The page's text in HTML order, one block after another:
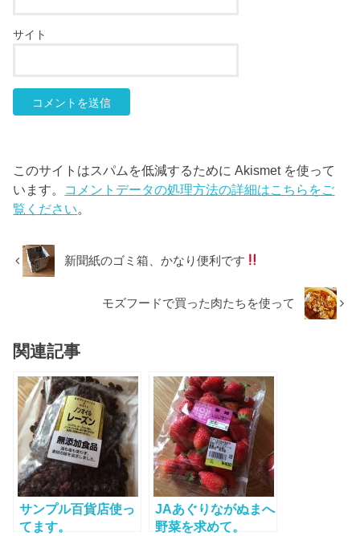
サイト
このサイトはスパムを低減するために Akismet を使って
います。 コメントデータの処理方法の詳細はこちらをご
覧ください。
新聞紙のゴミ箱、かなり便利です
モズフードで買った肉たちを使って
関連記事
サンプル百貨店使っ
てます。
JAあぐりながぬまへ
野菜を求めて。